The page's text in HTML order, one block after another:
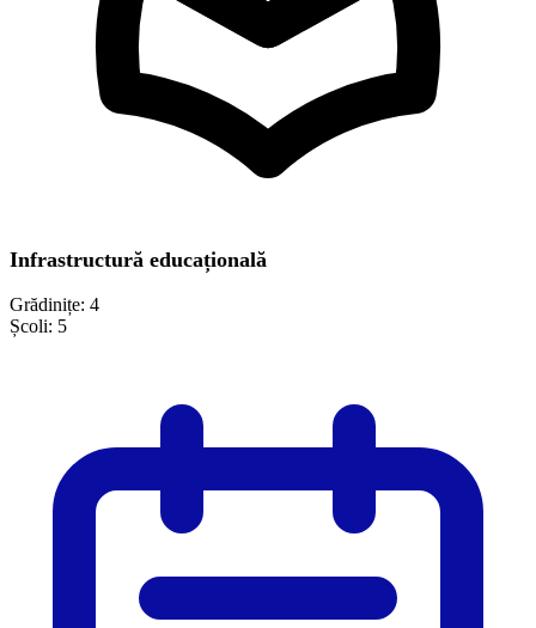
Infrastructură educațională
Grădinițe: 4
Școli: 5